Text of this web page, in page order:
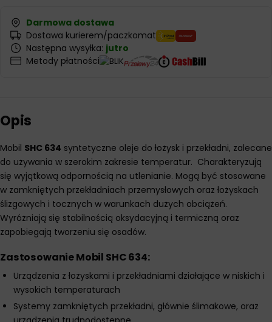
Darmowa dostawa
Dostawa kurierem/paczkomat
Następna wysyłka: jutro
Metody płatności
Opis
Mobil SHC 634 syntetyczne oleje do łożysk i przekładni, zalecane
do używania w szerokim zakresie temperatur. Charakteryzują
się wyjątkową odpornością na utlenianie. Mogą być stosowane
w zamkniętych przekładniach przemysłowych oraz łożyskach
ślizgowych i tocznych w warunkach dużych obciążeń.
Wyróżniają się stabilnością oksydacyjną i termiczną oraz
zapobiegają tworzeniu się osadów.
Zastosowanie Mobil SHC 634:
Urządzenia z łożyskami i przekładniami działające w niskich i
wysokich temperaturach
Systemy zamkniętych przekładni, głównie ślimakowe, oraz